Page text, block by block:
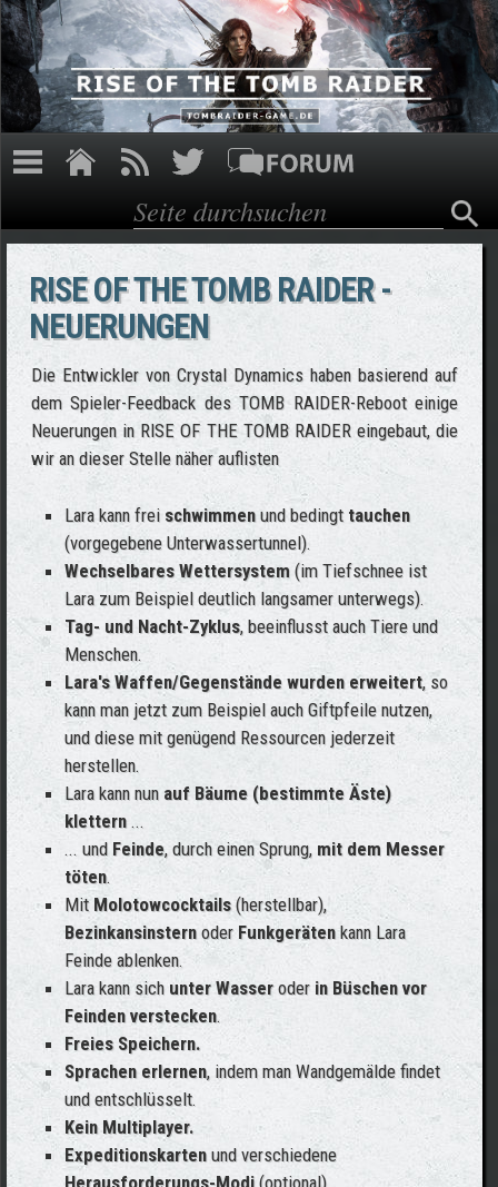
Direkt zum Inhalt
Suchformular
Suche
RISE OF THE TOMB RAIDER -
NEUERUNGEN
Die Entwickler von Crystal Dynamics haben basierend auf
dem Spieler-Feedback des TOMB RAIDER-Reboot einige
Neuerungen in RISE OF THE TOMB RAIDER eingebaut, die
wir an dieser Stelle näher auflisten
Lara kann frei schwimmen und bedingt tauchen
(vorgegebene Unterwassertunnel).
Wechselbares Wettersystem (im Tiefschnee ist
Lara zum Beispiel deutlich langsamer unterwegs).
Tag- und Nacht-Zyklus, beeinflusst auch Tiere und
Menschen.
Lara's Waffen/Gegenstände wurden erweitert, so
kann man jetzt zum Beispiel auch Giftpfeile nutzen,
und diese mit genügend Ressourcen jederzeit
herstellen.
Lara kann nun auf Bäume (bestimmte Äste)
klettern ...
... und Feinde, durch einen Sprung, mit dem Messer
töten.
Mit Molotowcocktails(herstellbar),
Bezinkansinstern oder Funkgeräten kann Lara
Feinde ablenken.
Lara kann sich unter Wasseroder in Büschen vor
Feinden verstecken.
Freies Speichern.
Sprachen erlernen, indem man Wandgemälde findet
und entschlüsselt.
Kein Multiplayer.
Expeditionskarten und verschiedene
Herausforderungs-Modi(optional).